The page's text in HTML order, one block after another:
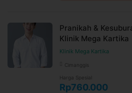
Pranikah &
Klinik Mega Kartika
Klinik Mega Kartika
Cimanggis
Harga Spesial
Rp760.000